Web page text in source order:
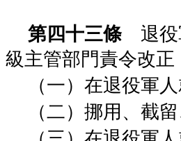
第四十三條
退
級主管部門責令改
（一）在退役軍
（二）挪用、截